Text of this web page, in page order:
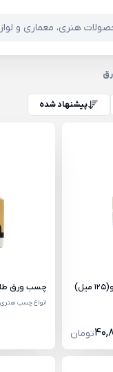
پیشنهاد شده
تومان
چسب ورق طلا
انواع چسب هنری